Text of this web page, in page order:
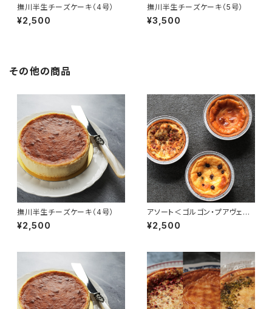
撫川半生チーズケーキ（4号）
¥2,500
撫川半生チーズケーキ（5号）
¥3,500
その他の商品
撫川半生チーズケーキ（4号）
¥2,500
アソート＜ゴルゴン・プアヴェル
（胡椒）・ラム＞
¥2,500